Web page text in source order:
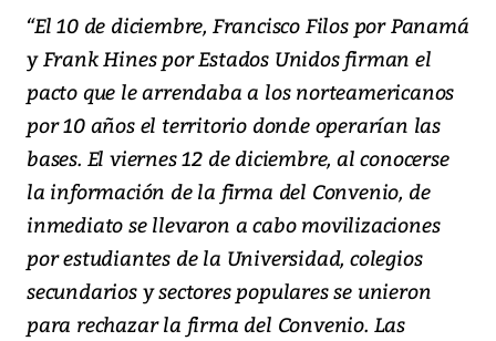
“El 10 de diciembre, Francisco Filos por Panamá
y Frank Hines por Estados Unidos firman el
pacto que le arrendaba a los norteamericanos
por 10 años el territorio donde operarían las
bases. El viernes 12 de diciembre, al conocerse
la información de la firma del Convenio, de
inmediato se llevaron a cabo movilizaciones
por estudiantes de la Universidad, colegios
secundarios y sectores populares se unieron
para rechazar la firma del Convenio. Las